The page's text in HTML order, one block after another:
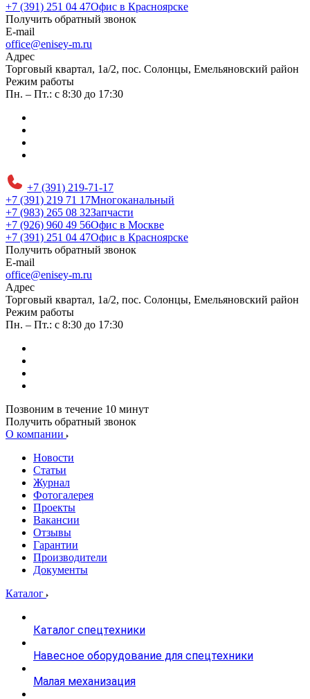
+7 (391) 251 04 47Офис в Красноярске
Получить обратный звонок
E-mail
office@enisey-m.ru
Адрес
​Торговый квартал, 1а/2, пос. Солонцы, Емельяновский район
Режим работы
Пн. – Пт.: с 8:30 до 17:30
+7 (391) 219-71-17
+7 (391) 219 71 17Многоканальный
+7 (983) 265 08 32Запчасти
+7 (926) 960 49 56Офис в Москве
+7 (391) 251 04 47Офис в Красноярске
Получить обратный звонок
E-mail
office@enisey-m.ru
Адрес
​Торговый квартал, 1а/2, пос. Солонцы, Емельяновский район
Режим работы
Пн. – Пт.: с 8:30 до 17:30
Позвоним в течение 10 минут
Получить обратный звонок
О компании
Новости
Статьи
Журнал
Фотогалерея
Проекты
Вакансии
Отзывы
Гарантии
Производители
Документы
Каталог
Каталог спецтехники
Навесное оборудование для спецтехники
Малая механизация